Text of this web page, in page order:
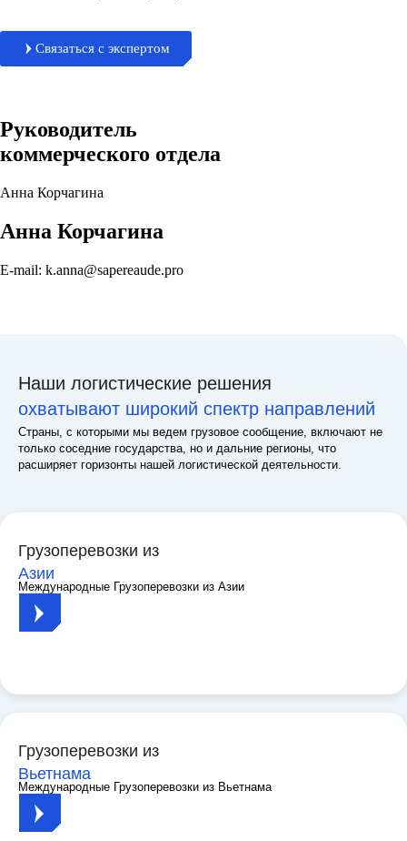
Связаться с экспертом
Руководитель
коммерческого отдела
Анна Корчагина
Анна Корчагина
E-mail: k.anna@sapereaude.pro
Наши логистические решения
охватывают широкий спектр направлений
Страны, с которыми мы ведем грузовое сообщение, включают не
только соседние государства, но и дальние регионы, что
расширяет горизонты нашей логистической деятельности.
Грузоперевозки из
Азии
Международные Грузоперевозки из Азии
Грузоперевозки из
Вьетнама
Международные Грузоперевозки из Вьетнама